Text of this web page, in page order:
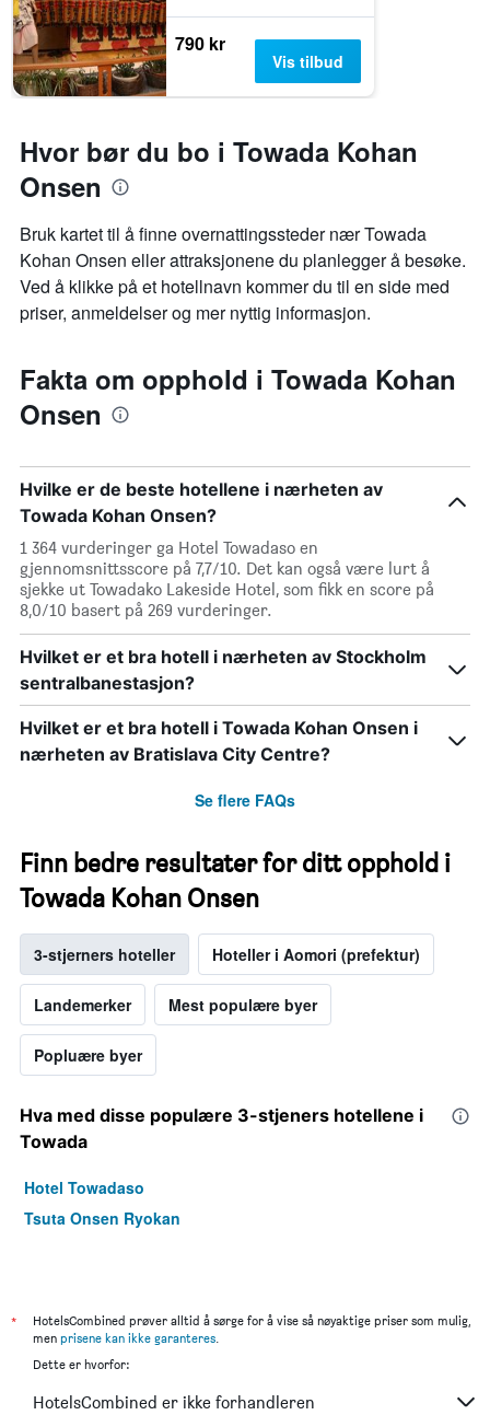
790 kr
Vis tilbud
Hvor bør du bo i Towada Kohan
Onsen
Bruk kartet til å finne overnattingssteder nær Towada
Kohan Onsen eller attraksjonene du planlegger å besøke.
Ved å klikke på et hotellnavn kommer du til en side med
priser, anmeldelser og mer nyttig informasjon.
Fakta om opphold i Towada Kohan
Onsen
Hvilke er de beste hotellene i nærheten av
Towada Kohan Onsen?
1 364 vurderinger ga Hotel Towadaso en
gjennomsnittsscore på 7,7/10. Det kan også være lurt å
sjekke ut Towadako Lakeside Hotel, som fikk en score på
8,0/10 basert på 269 vurderinger.
Hvilket er et bra hotell i nærheten av Stockholm
sentralbanestasjon?
Hvilket er et bra hotell i Towada Kohan Onsen i
nærheten av Bratislava City Centre?
Se flere FAQs
Finn bedre resultater for ditt opphold i
Towada Kohan Onsen
3-stjerners hoteller Hoteller i Aomori (prefektur)
Landemerker Mest populære byer
Popluære byer
Hva med disse populære 3-stjeners hotellene i
Towada
Hotel Towadaso
Tsuta Onsen Ryokan
*
HotelsCombined prøver alltid å sørge for å vise så nøyaktige priser som mulig,
men prisene kan ikke garanteres.
Dette er hvorfor:
HotelsCombined er ikke forhandleren